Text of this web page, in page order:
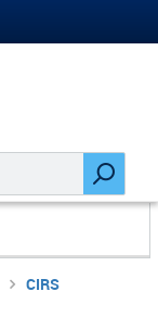
CIRS